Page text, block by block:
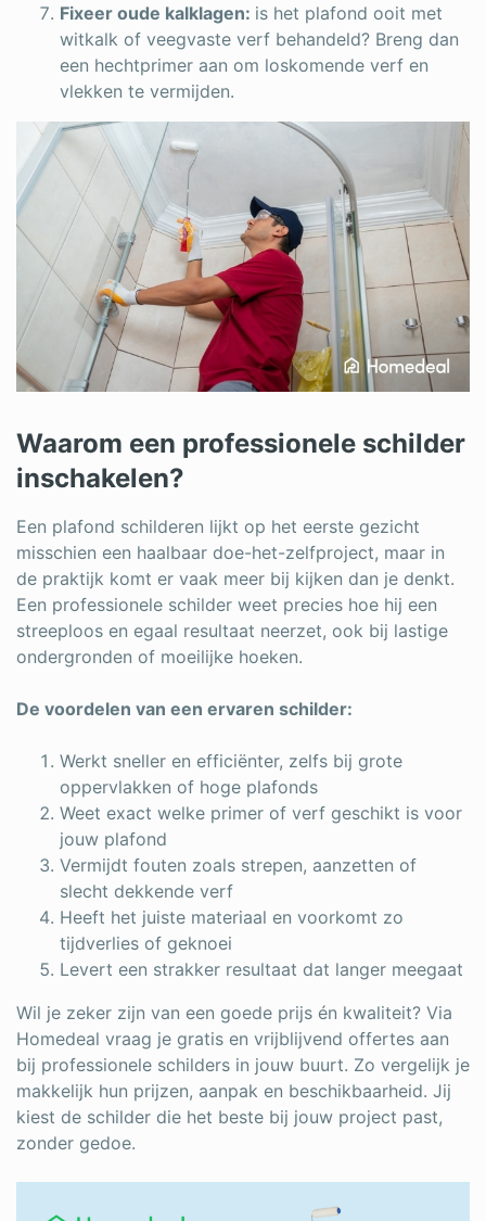
Fixeer oude kalklagen: is het plafond ooit met
witkalk of veegvaste verf behandeld? Breng dan
een hechtprimer aan om loskomende verf en
vlekken te vermijden.
Waarom een professionele schilder
inschakelen?
Een plafond schilderen lijkt op het eerste gezicht
misschien een haalbaar doe-het-zelfproject, maar in
de praktijk komt er vaak meer bij kijken dan je denkt.
Een professionele schilder weet precies hoe hij een
streeploos en egaal resultaat neerzet, ook bij lastige
ondergronden of moeilijke hoeken.
De voordelen van een ervaren schilder:
Werkt sneller en efficiënter, zelfs bij grote
oppervlakken of hoge plafonds
Weet exact welke primer of verf geschikt is voor
jouw plafond
Vermijdt fouten zoals strepen, aanzetten of
slecht dekkende verf
Heeft het juiste materiaal en voorkomt zo
tijdverlies of geknoei
Levert een strakker resultaat dat langer meegaat
Wil je zeker zijn van een goede prijs én kwaliteit? Via
Homedeal vraag je gratis en vrijblijvend offertes aan
bij professionele schilders in jouw buurt. Zo vergelijk je
makkelijk hun prijzen, aanpak en beschikbaarheid. Jij
kiest de schilder die het beste bij jouw project past,
zonder gedoe.